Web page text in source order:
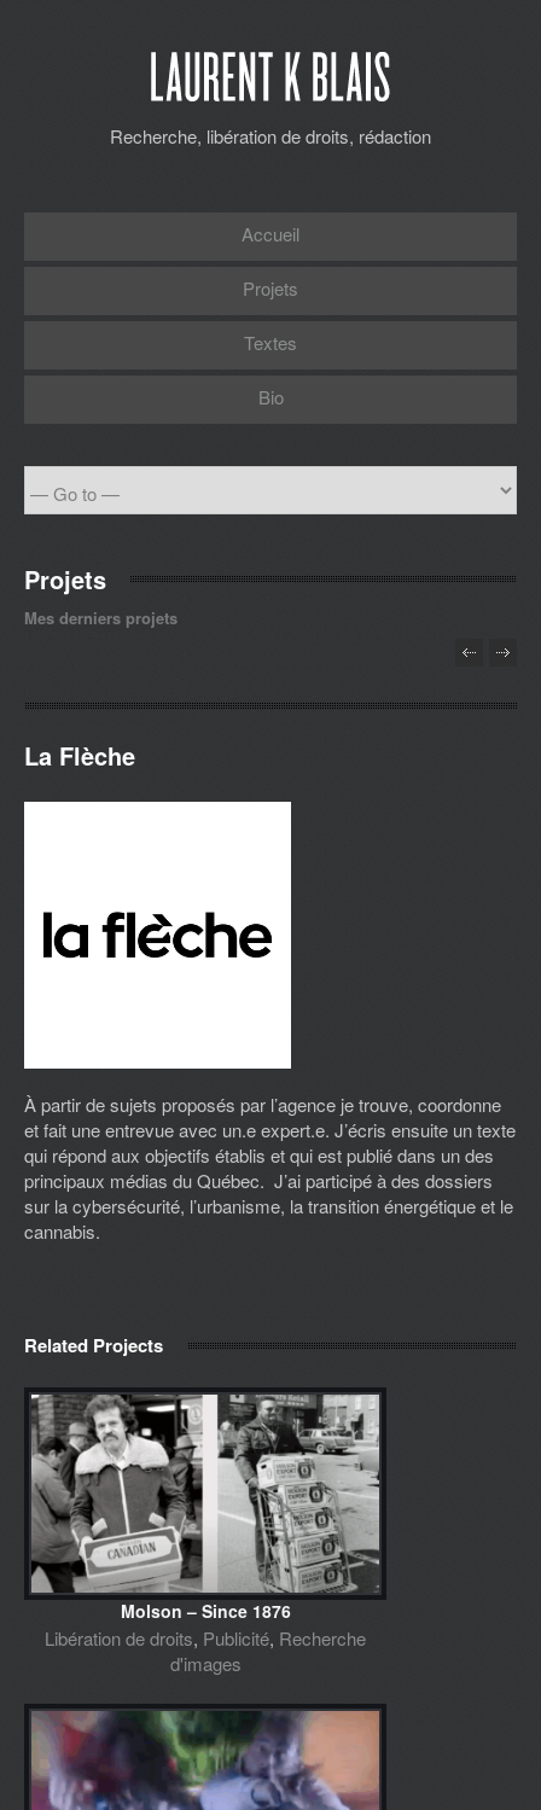
Recherche, libération de droits, rédaction
Accueil
Projets
Textes
Bio
Projets
Mes derniers projets
La Flèche
À partir de sujets proposés par l’agence je trouve, coordonne
et fait une entrevue avec un.e expert.e. J’écris ensuite un texte
qui répond aux objectifs établis et qui est publié dans un des
principaux médias du Québec. J’ai participé à des dossiers
sur la cybersécurité, l’urbanisme, la transition énergétique et le
cannabis.
Related Projects
Molson – Since 1876
Libération de droits, Publicité, Recherche
d'images